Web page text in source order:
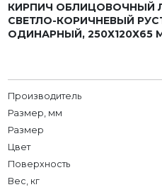
КИРПИЧ ОБЛИЦОВОЧНЫЙ
СВЕТЛО-КОРИЧНЕВЫЙ
ОДИНАРНЫЙ, 250Х120Х65
Производитель
Размер, мм
Размер
Цвет
Поверхность
Вес, кг